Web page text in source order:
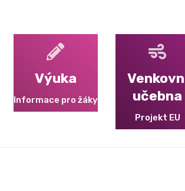
Výuka
Informace pro žáky
učebna
Projekt EU